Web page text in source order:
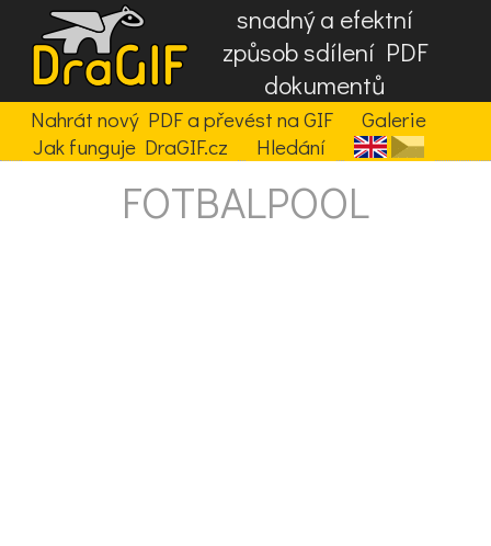
snadný a efektní
způsob sdílení PDF
dokumentů
Nahrát nový PDF a převést na GIF
Galerie
Jak funguje DraGIF.cz
Hledání
FOTBALPOOL